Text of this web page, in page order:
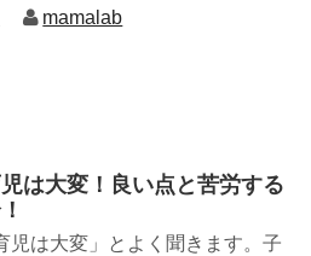
mamalab
は大変！良い点と苦労する
児は大変」とよく聞きます。子